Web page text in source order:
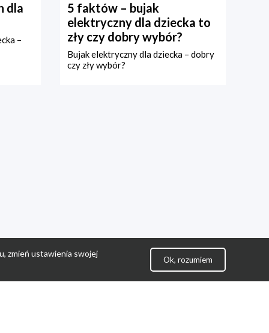
dla
–
5 faktów – bujak
elektryczny dla dziecka to
zły czy dobry wybór?
Bujak elektryczny dla dziecka – dobry
czy zły wybór?
zmień ustawienia swojej
Ok, rozumiem